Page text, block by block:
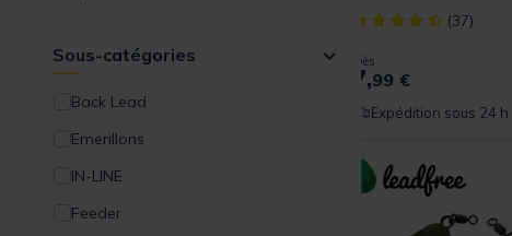
Plombs
Sous-catégories
Back Lead
Emerillons
IN-LINE
Feeder
[object Object] out
(37)
Dès
7,99 €
Expédition sous 24 h